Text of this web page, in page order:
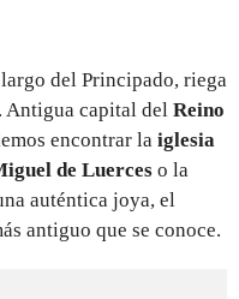
del Principado, riega
. Antigua capital del Reino
encontrar la iglesia
de Luerces o la
auténtica joya, el
antiguo que se conoce.